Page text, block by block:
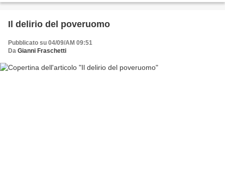
Il delirio del poveruomo
Pubblicato su 04/09/AM 09:51
Da Gianni Fraschetti